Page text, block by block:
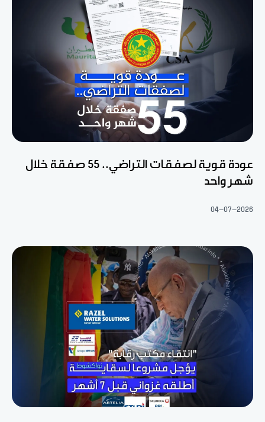
عودة قوية لصفقات التراضي.. 55 صفقة خلال
شهر واحد
04-07-2026